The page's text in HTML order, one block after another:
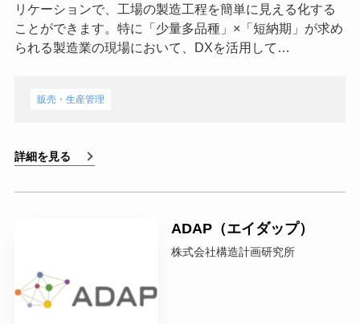
リケーションで、工場の製造工程を簡単に見える化する
ことができます。特に「少量多品種」×「短納期」が求め
られる製造業の現場において、DXを活用して…
販売・生産管理
詳細を見る
ADAP（エイダップ）
株式会社構造計画研究所